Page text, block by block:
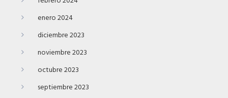
enero 2024
diciembre 2023
noviembre 2023
octubre 2023
septiembre 2023